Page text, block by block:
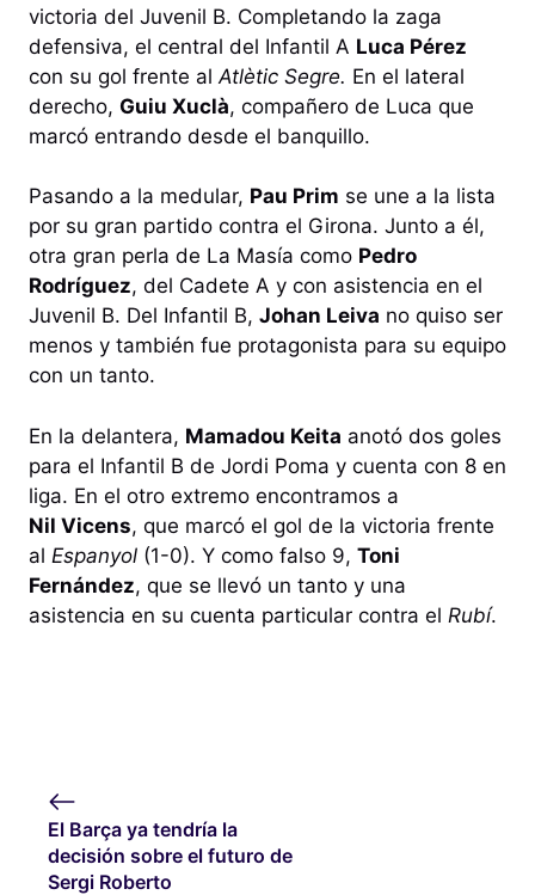
victoria del Juvenil B. Completando la zaga
defensiva, el central del Infantil A Luca Pérez
con su gol frente al Atlètic Segre. En el lateral
derecho, Guiu Xuclà, compañero de Luca que
marcó entrando desde el banquillo.
Pasando a la medular, Pau Prim se une a la lista
por su gran partido contra el Girona. Junto a él,
otra gran perla de La Masía como Pedro
Rodríguez, del Cadete A y con asistencia en el
Juvenil B. Del Infantil B, Johan Leiva no quiso ser
menos y también fue protagonista para su equipo
con un tanto.
En la delantera, Mamadou Keita anotó dos goles
para el Infantil B de Jordi Poma y cuenta con 8 en
liga. En el otro extremo encontramos a
Nil Vicens, que marcó el gol de la victoria frente
al Espanyol (1-0). Y como falso 9, Toni
Fernández, que se llevó un tanto y una
asistencia en su cuenta particular contra el Rubí.
El Barça ya tendría la
decisión sobre el futuro de
Sergi Roberto